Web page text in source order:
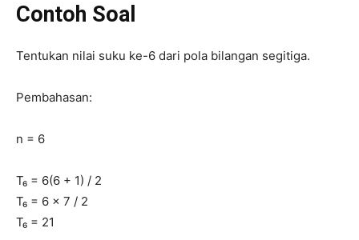
Contoh Soal
Tentukan nilai suku ke-6 dari pola bilangan segitiga.
Pembahasan:
n = 6
T₆ = 6(6 + 1) / 2
T₆ = 6 × 7 / 2
T₆ = 21